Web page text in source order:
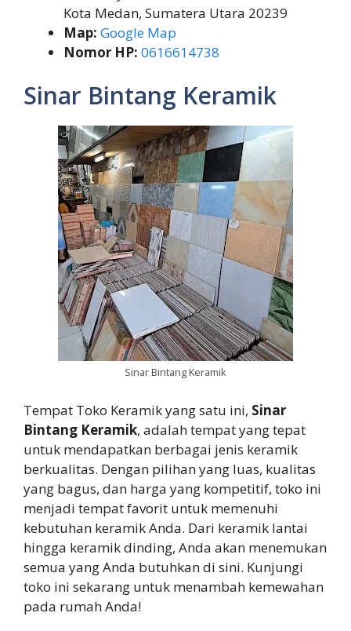
Kota Medan, Sumatera Utara 20239
Map: Google Map
Nomor HP: 0616614738
Sinar Bintang Keramik
Sinar Bintang Keramik
Tempat Toko Keramik yang satu ini, Sinar
Bintang Keramik, adalah tempat yang tepat
untuk mendapatkan berbagai jenis keramik
berkualitas. Dengan pilihan yang luas, kualitas
yang bagus, dan harga yang kompetitif, toko ini
menjadi tempat favorit untuk memenuhi
kebutuhan keramik Anda. Dari keramik lantai
hingga keramik dinding, Anda akan menemukan
semua yang Anda butuhkan di sini. Kunjungi
toko ini sekarang untuk menambah kemewahan
pada rumah Anda!